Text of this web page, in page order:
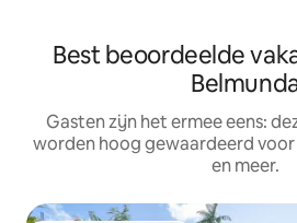
Best beoordeelde
Gasten zijn het ermee eens:
worden hoog gewaardeerd
en meer.